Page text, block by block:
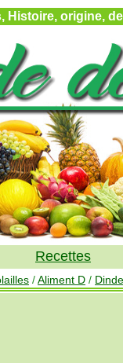
Histoire, origine,
Recettes
/Aliment D / Dinde